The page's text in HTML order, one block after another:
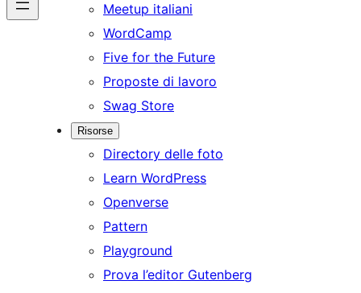
Meetup italiani
WordCamp
Five for the Future
Proposte di lavoro
Swag Store
Risorse
Directory delle foto
Learn WordPress
Openverse
Pattern
Playground
Prova l’editor Gutenberg